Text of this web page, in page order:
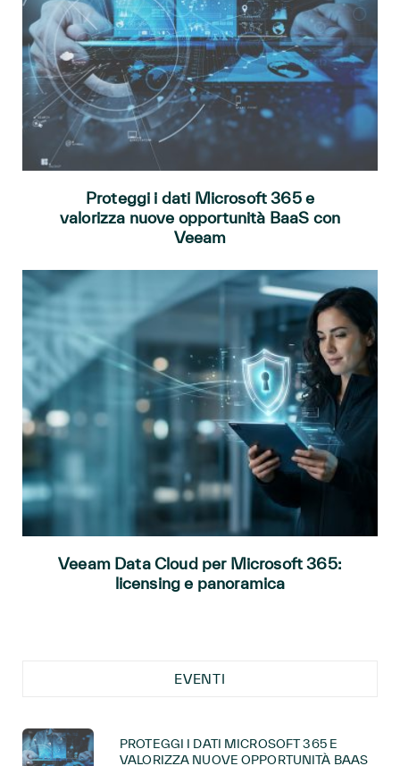
Proteggi i dati Microsoft 365 e
valorizza nuove opportunità BaaS con
Veeam
Veeam Data Cloud per Microsoft 365:
licensing e panoramica
EVENTI
PROTEGGI I DATI MICROSOFT 365 E
VALORIZZA NUOVE OPPORTUNITÀ BAAS